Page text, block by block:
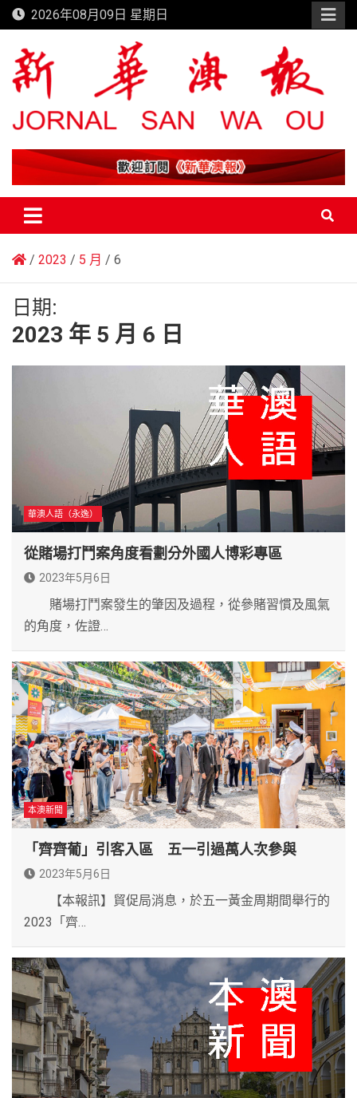
Skip
to
content
2026年08月09日 星期日
新華澳報
2023 5 月 6
日期:
2023 年 5 月 6 日
華澳人語（永逸）
從賭場打鬥案角度看劃分外國人博彩專區
2023年5月6日
賭場打鬥案發生的肇因及過程，從參賭習慣及風氣
的角度，佐證…
本澳新聞
「齊齊葡」引客入區 五一引過萬人次參與
2023年5月6日
【本報訊】貿促局消息，於五一黃金周期間舉行的
2023「齊…